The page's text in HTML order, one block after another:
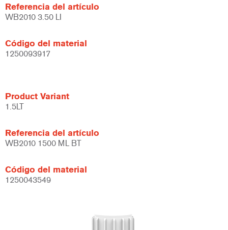
Referencia del artículo
WB2010 3.50 LI
Código del material
1250093917
Product Variant
1.5LT
Referencia del artículo
WB2010 1500 ML BT
Código del material
1250043549